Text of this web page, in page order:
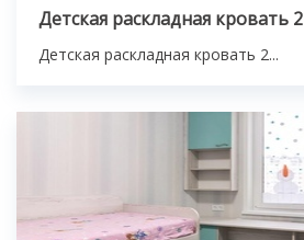
Детская раскладная кровать 2
Детская раскладная кровать 2...